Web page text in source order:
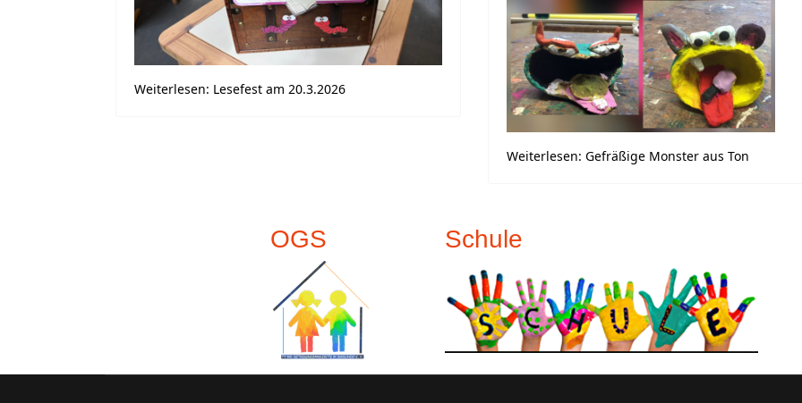
Weiterlesen: Lesefest am 20.3.2026
Weiterlesen: Gefräßige Monster aus Ton
OGS Schule